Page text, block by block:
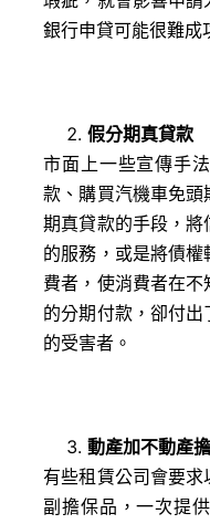
銀行申貸可能很難成
假分期真貸款
市面上一些宣傳手
款、購買汽機車免
期真貸款的手段，
的服務，或是將債
費者，使消費者在
的分期付款，卻付
的受害者。
動產加不動產
有些租賃公司會要
副擔保品，一次提